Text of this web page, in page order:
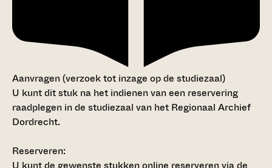
Aanvragen (verzoek tot inzage op de studiezaal)
U kunt dit stuk na het indienen van een reservering
raadplegen in de studiezaal van het Regionaal Archief
Dordrecht.
Reserveren:
U kunt de gewenste stukkenonline reserveren via de